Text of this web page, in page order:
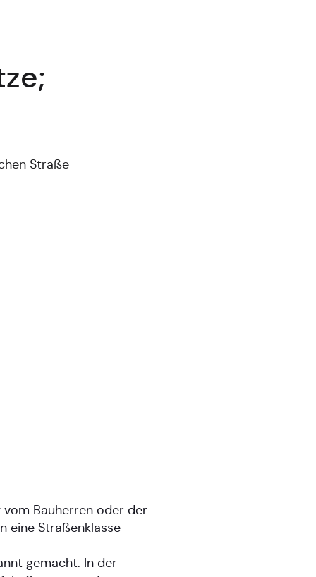
Straße
Bauherren oder der
eine Straßenklasse
gemacht. In der